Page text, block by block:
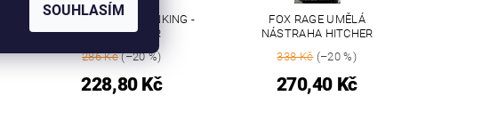
HITCHER 120MM SINKING -
UV SUN TIGER
286 Kč(–20 %)
228,80 Kč
FOX RAGE UMĚLÁ
NÁSTRAHA HITCHER
338 Kč(–20 %)
270,40 Kč
SOUHLASÍM